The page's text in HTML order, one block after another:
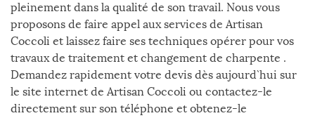
pleinement dans la qualité de son travail. Nous vous
proposons de faire appel aux services de Artisan
Coccoli et laissez faire ses techniques opérer pour vos
travaux de traitement et changement de charpente .
Demandez rapidement votre devis dès aujourd`hui sur
le site internet de Artisan Coccoli ou contactez-le
directement sur son téléphone et obtenez-le